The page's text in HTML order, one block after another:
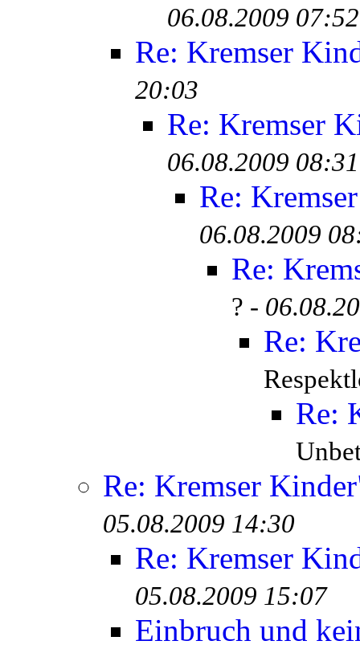
06.08.2009 07:52
Re: Kremser
20:03
Re: Kremser
06.08.2009 08:31
Re:
06.08.2009
Re:
? -
Re:
Re:
Re: Kremser
05.08.2009 14:30
Re: Kremser
05.08.2009 15:07
Einbruch und